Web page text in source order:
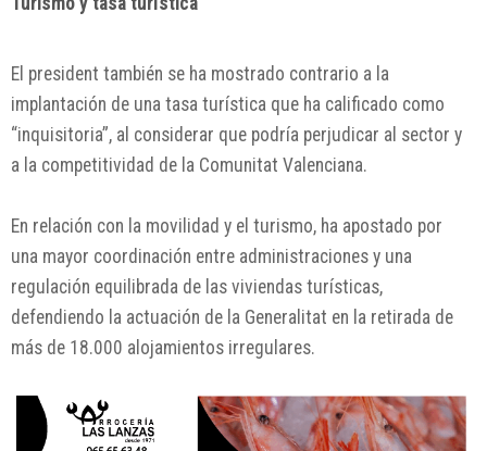
El president también se ha mostrado contrario a la
implantación de una tasa turística que ha calificado como
“inquisitoria”, al considerar que podría perjudicar al sector y
a la competitividad de la Comunitat Valenciana.
En relación con la movilidad y el turismo, ha apostado por
una mayor coordinación entre administraciones y una
regulación equilibrada de las viviendas turísticas,
defendiendo la actuación de la Generalitat en la retirada de
más de 18.000 alojamientos irregulares.